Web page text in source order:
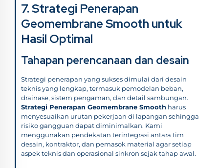
7. Strategi Penerapan
Geomembrane Smooth untuk
Hasil Optimal
Tahapan perencanaan dan desain
Strategi penerapan yang sukses dimulai dari desain
teknis yang lengkap, termasuk pemodelan beban,
drainase, sistem pengaman, dan detail sambungan.
Strategi Penerapan Geomembrane Smooth harus
menyesuaikan urutan pekerjaan di lapangan sehingga
risiko gangguan dapat diminimalkan. Kami
menggunakan pendekatan terintegrasi antara tim
desain, kontraktor, dan pemasok material agar setiap
aspek teknis dan operasional sinkron sejak tahap awal.